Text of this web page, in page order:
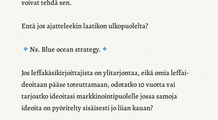
voivat tehdä sen.
Entä jos ajat­te­lee­kin laati­kon ulko­puo­lelta?
Ns. Blue ocean stra­tegy.
Jos leffa­kä­si­kir­joit­ta­jista on ylitar­jon­taa, eikä omia leffai­
deoi­taan pääse toteut­ta­maan, odotatko 10 vuotta vai
tarjoatko ideoi­tasi mark­ki­noin­ti­puo­lelle jossa samoja
ideoita on pyöri­telty sisäi­sesti jo liian kauan?